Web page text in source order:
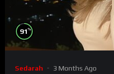
91 %
Sedarah 3 Months Ago